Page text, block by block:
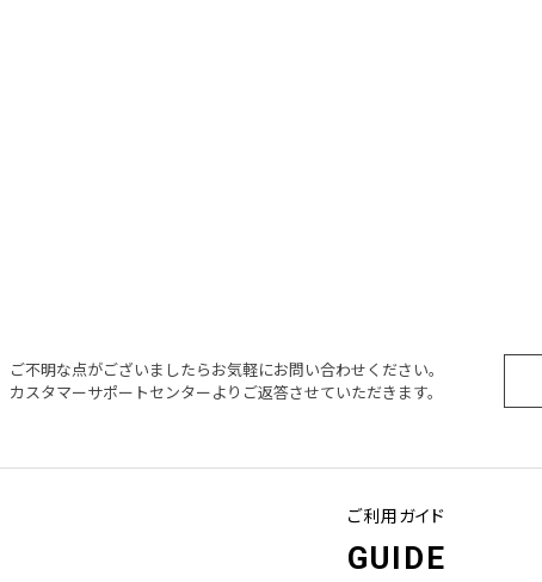
ご不明な点がございましたらお気軽にお問い合わせください。
カスタマーサポートセンターよりご返答させていただきます。
ご利用ガイド
GUIDE